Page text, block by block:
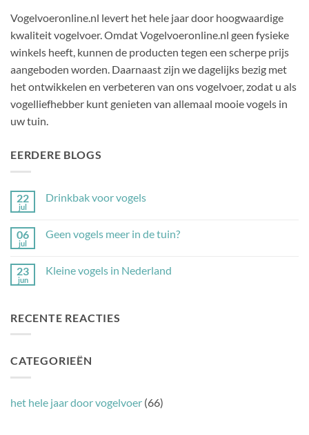
Vogelvoeronline.nl levert het hele jaar door hoogwaardige
kwaliteit vogelvoer. Omdat Vogelvoeronline.nl geen fysieke
winkels heeft, kunnen de producten tegen een scherpe prijs
aangeboden worden. Daarnaast zijn we dagelijks bezig met
het ontwikkelen en verbeteren van ons vogelvoer, zodat u als
vogelliefhebber kunt genieten van allemaal mooie vogels in
uw tuin.
EERDERE BLOGS
22
jul
Drinkbak voor vogels
op
Drinkbak
06
jul
Geen vogels meer in de tuin?
op
Geen
tuin?
23
jun
Kleine vogels in Nederland
vogels
RECENTE REACTIES
CATEGORIEËN
het hele jaar door vogelvoer (66)